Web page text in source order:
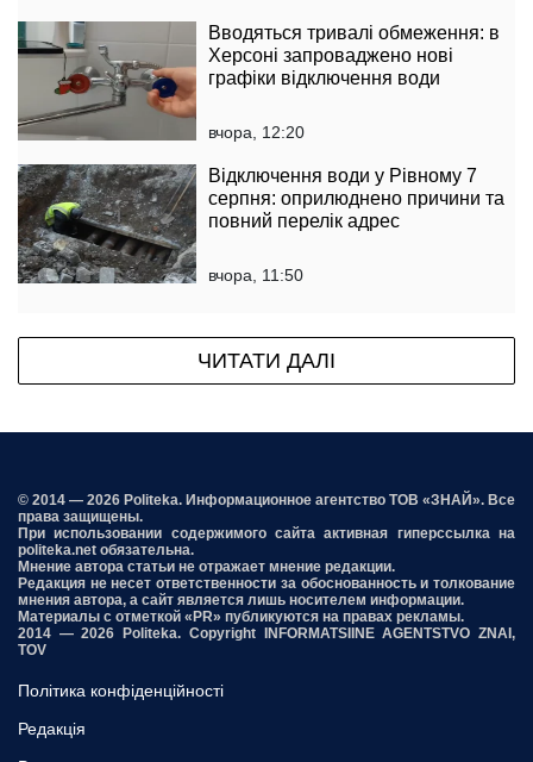
Вводяться тривалі обмеження: в
Херсоні запроваджено нові
графіки відключення води
вчора, 12:20
Відключення води у Рівному 7
серпня: оприлюднено причини та
повний перелік адрес
вчора, 11:50
ЧИТАТИ ДАЛІ
© 2014 — 2026 Politeka. Информационное агентство ТОВ «ЗНАЙ». Все
права защищены.
При использовании содержимого сайта активная гиперссылка на
politeka.net обязательна.
Мнение автора статьи не отражает мнение редакции.
Редакция не несет ответственности за обоснованность и толкование
мнения автора, а сайт является лишь носителем информации.
Материалы с отметкой «PR» публикуются на правах рекламы.
2014 — 2026 Politeka. Copyright INFORMATSIINE AGENTSTVO ZNAI,
TOV
Політика конфіденційності
Редакція